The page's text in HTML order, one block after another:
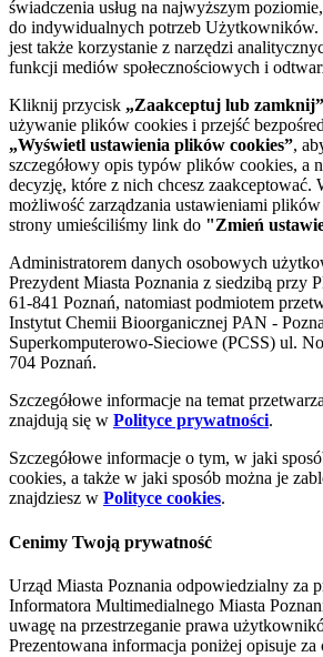
świadczenia usług na najwyższym
do indywidualnych potrzeb
jest także korzystanie z narzędzi
funkcji mediów społecznościowych i
Kliknij przycisk „Zaakceptuj lub zamknij”
używanie plików cookies i przejść
„Wyświetl ustawienia plików cookies”,
szczegółowy opis typów plików cookies, a
decyzję, które z nich chcesz
możliwość zarządzania ustawieniami
strony umieściliśmy link do "Zmień
Administratorem danych osobowych
Prezydent Miasta Poznania z siedzibą przy
61-841 Poznań, natomiast podmiotem
Instytut Chemii Bioorganicznej PAN -
Superkomputerowo-Sieciowe (PCSS) ul.
704 Poznań.
Szczegółowe informacje na temat
znajdują się w Polityce prywatności.
Szczegółowe informacje o tym, w jaki
cookies, a także w jaki sposób można je
znajdziesz w Polityce cookies.
Cenimy Twoją prywatność
Urząd Miasta Poznania odpowiedzialny za
Informatora Multimedialnego Miasta
uwagę na przestrzeganie prawa
Prezentowana informacja poniżej opisuje za